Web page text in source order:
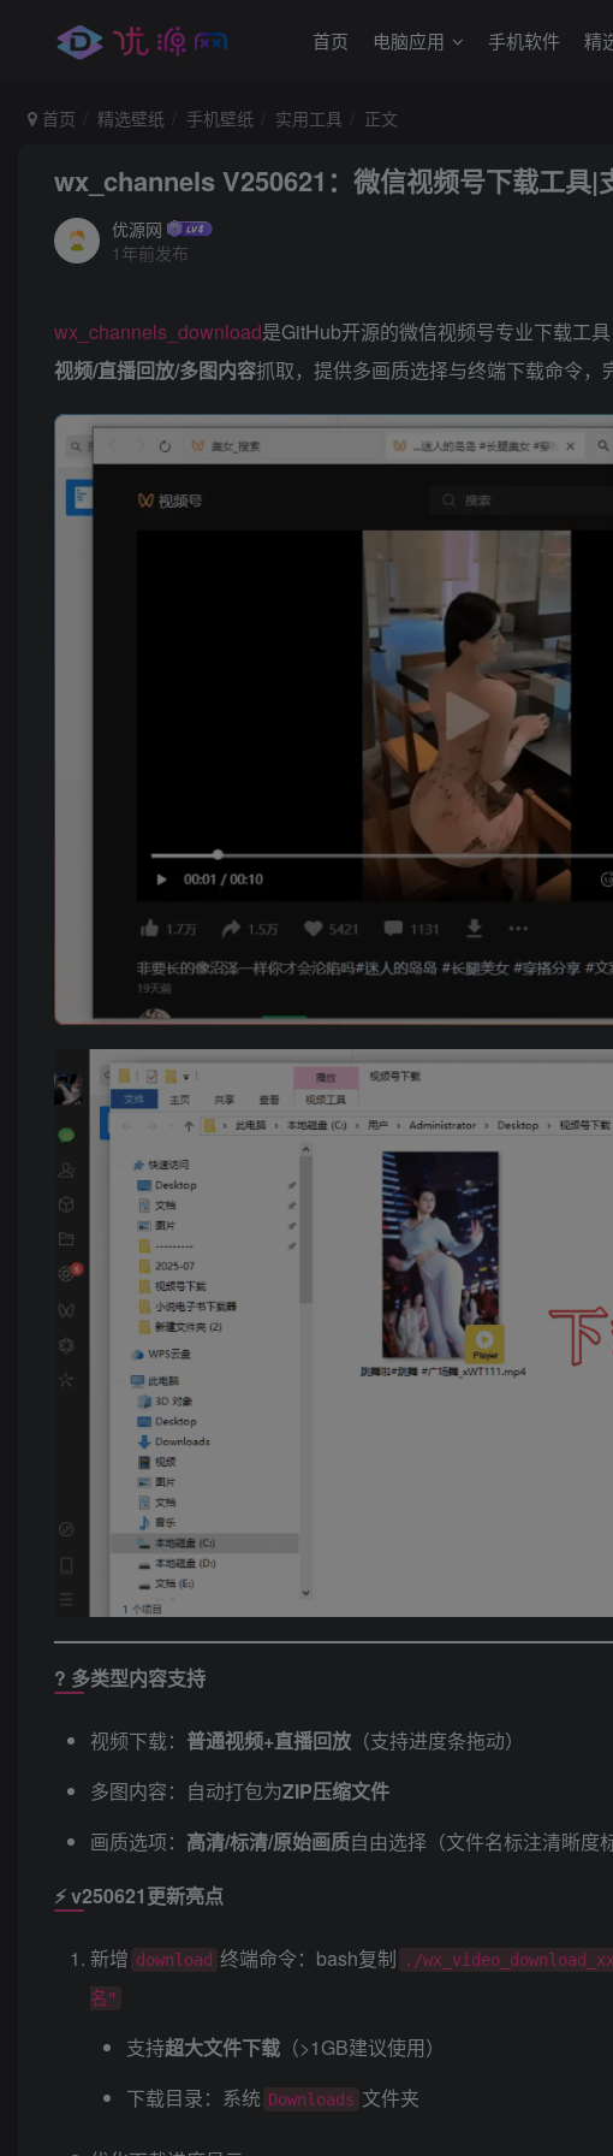
首页 电脑应用 手机软件 精
首页 精选壁纸 手机壁纸 实用工具 正文
wx_channels V250621：微信视频号下载工具|
优源网
1年前发布
wx_channels_download是GitHub开源的微信视频号专业下载工
视频/直播回放/多图内容抓取，提供多画质选择与终端下载命令，
? ​ 多类型内容支持
视频下载：​ 普通视频+直播回放 ​（支持进度条拖动）
多图内容：自动打包为ZIP压缩文件
画质选项：​ 高清/标清/原始画质自由选择（文件名标注清晰度标
⚡ ​v250621更新亮点
新增 download 终端命令：bash复制
./
名"
支持超大文件下载 ​（>1GB建议使用）
下载目录：系统 Downloads 文件夹